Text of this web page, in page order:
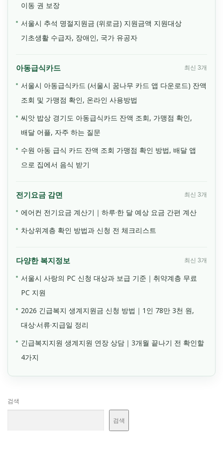
이동 권 보장
서울시 추석 명절지원금 (위로금) 지원금액 지원대상
기초생활 수급자, 장애인, 국가 유공자
아동급식카드 최신 3개
서울시 아동급식카드 (서울시 꿈나무 카드 앱 다운로드) 잔액
조회 및 가맹점 확인, 온라인 사용방법
씨앗 밥상 경기도 아동급식카드 잔액 조회, 가맹점 확인,
배달 어플, 자주 하는 질문
수원 아동 급식 카드 잔액 조회 가맹점 확인 방법, 배달 앱
으로 집에서 음식 받기
전기요금 감면 최신 3개
에어컨 전기요금 계산기｜하루·한 달 예상 요금 간편 계산
차상위계층 확인 방법과 신청 전 체크리스트
다양한 복지정보 최신 3개
서울시 사랑의 PC 신청 대상과 보급 기준｜취약계층 무료
PC 지원
2026 긴급복지 생계지원금 신청 방법｜1인 78만 3천 원,
대상·서류·지급일 정리
긴급복지지원 생계지원 연장 상담｜3개월 끝나기 전 확인할
4가지
검색
검색